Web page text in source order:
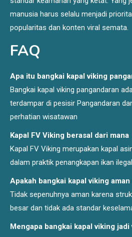
manusia harus selalu menjadi
popularitas dan konten viral semata.
FAQ
Apa itu bangkai kapal viking
Bangkai kapal viking pangandaran
terdampar di pesisir Pangandaran
perhatian wisatawan
Kapal FV Viking berasal dari mana
Kapal FV Viking merupakan kapal
dalam praktik penangkapan ikan
Apakah bangkai kapal viking
Tidak sepenuhnya aman karena
besar dan tidak ada standar
Mengapa bangkai kapal viking jadi